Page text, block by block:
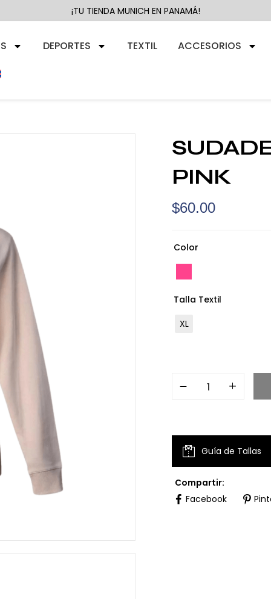
¡TU TIENDA MUNICH EN PANAMÁ!
DEPORTES TEXTIL ACCESORIOS
PINK
$60.00
Color
Talla Textil
XL
Guía de Tallas
Compartir:
Facebook